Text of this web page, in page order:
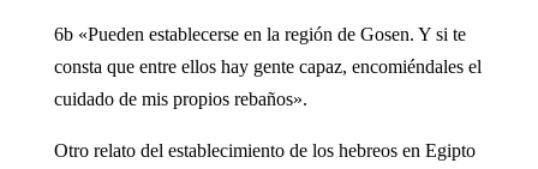
6b «Pueden establecerse en la región de Gosen. Y si te
consta que entre ellos hay gente capaz, encomiéndales el
cuidado de mis propios rebaños».
Otro relato del establecimiento de los hebreos en Egipto